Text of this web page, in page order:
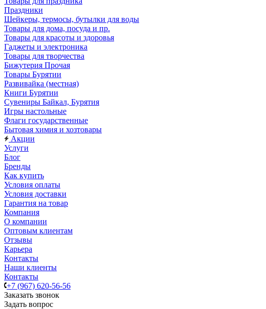
Праздники
Шейкеры, термосы, бутылки для воды
Товары для дома, посуда и пр.
Товары для красоты и здоровья
Гаджеты и электроника
Товары для творчества
Бижутерия Прочая
Товары Бурятии
Развивайка (местная)
Книги Бурятии
Сувениры Байкал, Бурятия
Игры настольные
Флаги государственные
Бытовая химия и хозтовары
Акции
Услуги
Блог
Бренды
Как купить
Условия оплаты
Условия доставки
Гарантия на товар
Компания
О компании
Оптовым клиентам
Отзывы
Карьера
Контакты
Наши клиенты
Контакты
+7 (967) 620-56-56
Заказать звонок
Задать вопрос